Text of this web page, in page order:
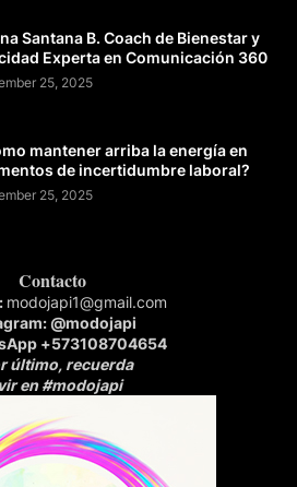
Santana B. Coach de Bienestar y
Experta en Comunicación 360
25, 2025
mantener arriba la energía en
de incertidumbre laboral?
25, 2025
Contacto
modojapi1@gmail.com
@modojapi
+573108704654
último, recuerda
en #modojapi